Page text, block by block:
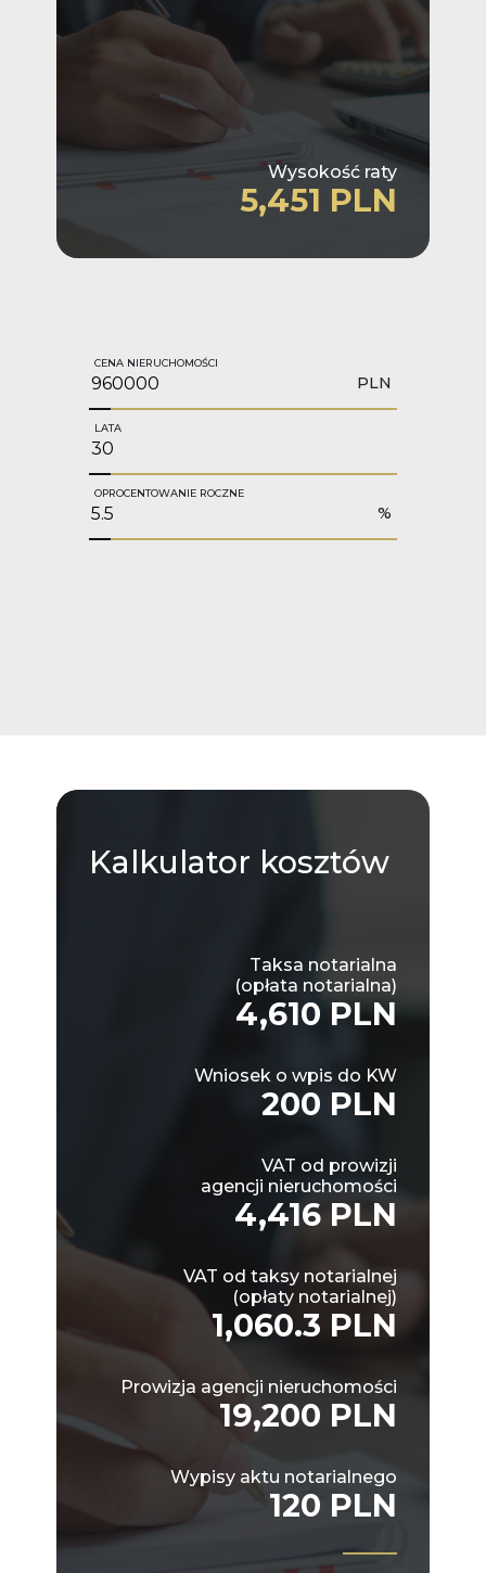
Wysokość raty
5,451 PLN
CENA NIERUCHOMOŚCI
PLN
LATA
OPROCENTOWANIE ROCZNE
%
Kalkulator kosztów
Taksa notarialna
(opłata notarialna)
4,610 PLN
Wniosek o wpis do KW
200 PLN
VAT od prowizji
agencji nieruchomości
4,416 PLN
VAT od taksy notarialnej
(opłaty notarialnej)
1,060.3 PLN
Prowizja agencji nieruchomości
19,200 PLN
Wypisy aktu notarialnego
120 PLN